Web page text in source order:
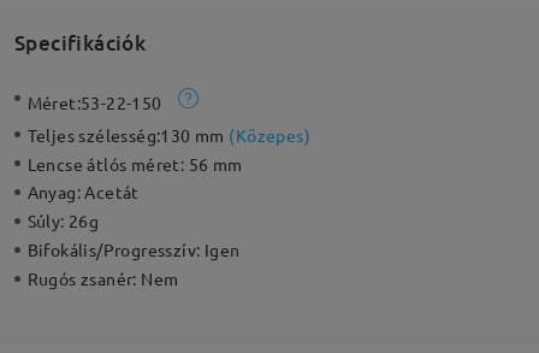
Specifikációk
Méret:53-22-150
Teljes szélesség:130 mm (Közepes)
Lencse átlós méret: 56 mm
Anyag:Acetát
Súly: 26g
Bifokális/Progresszív: Igen
Rugós zsanér: Nem